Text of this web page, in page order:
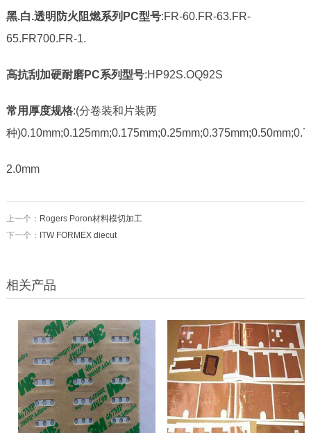
黑.白.透明防火阻燃系列PC型号:FR-60.FR-63.FR-
65.FR700.FR-1.
高抗刮加硬耐磨PC系列型号:HP92S.OQ92S
常用厚度规格:(分卷装和片装两
种
2.0mm
上一个： Rogers Poron材料模切加工
下一个： ITW FORMEX diecut
相关产品